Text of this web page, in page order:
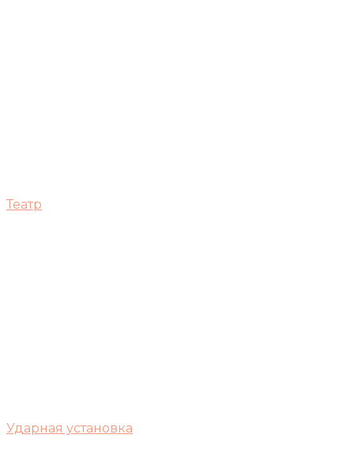
Театр
Ударная установка